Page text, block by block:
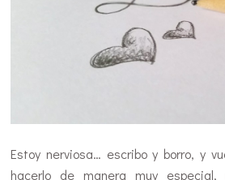
Estoy nerviosa… escribo y borro, y
hacerlo de manera muy